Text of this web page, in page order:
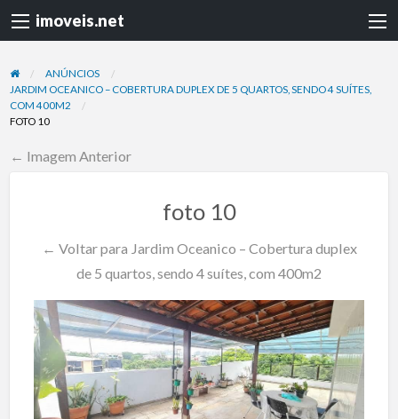
imoveis.net
ANÚNCIOS
JARDIM OCEANICO – COBERTURA DUPLEX DE 5 QUARTOS, SENDO 4 SUÍTES,
COM 400M2
FOTO 10
← Imagem Anterior
foto 10
← Voltar para Jardim Oceanico – Cobertura duplex
de 5 quartos, sendo 4 suítes, com 400m2